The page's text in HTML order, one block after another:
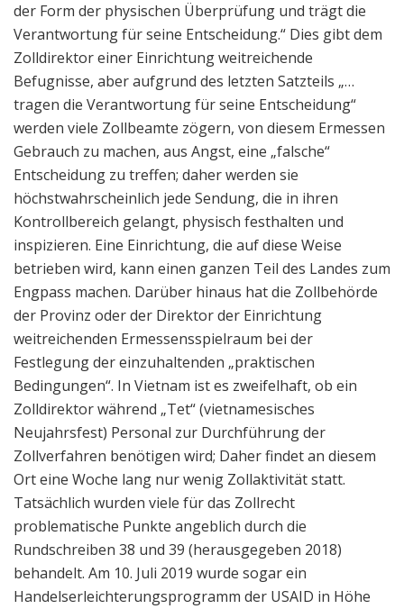
der Form der physischen Überprüfung und trägt die
Verantwortung für seine Entscheidung.“ Dies gibt dem
Zolldirektor einer Einrichtung weitreichende
Befugnisse, aber aufgrund des letzten Satzteils „…
tragen die Verantwortung für seine Entscheidung“
werden viele Zollbeamte zögern, von diesem Ermessen
Gebrauch zu machen, aus Angst, eine „falsche“
Entscheidung zu treffen; daher werden sie
höchstwahrscheinlich jede Sendung, die in ihren
Kontrollbereich gelangt, physisch festhalten und
inspizieren. Eine Einrichtung, die auf diese Weise
betrieben wird, kann einen ganzen Teil des Landes zum
Engpass machen. Darüber hinaus hat die Zollbehörde
der Provinz oder der Direktor der Einrichtung
weitreichenden Ermessensspielraum bei der
Festlegung der einzuhaltenden „praktischen
Bedingungen“. In Vietnam ist es zweifelhaft, ob ein
Zolldirektor während „Tet“ (vietnamesisches
Neujahrsfest) Personal zur Durchführung der
Zollverfahren benötigen wird; Daher findet an diesem
Ort eine Woche lang nur wenig Zollaktivität statt.
Tatsächlich wurden viele für das Zollrecht
problematische Punkte angeblich durch die
Rundschreiben 38 und 39 (herausgegeben 2018)
behandelt. Am 10. Juli 2019 wurde sogar ein
Handelserleichterungsprogramm der USAID in Höhe